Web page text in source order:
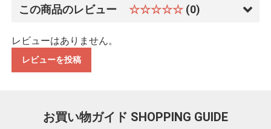
この商品のレビュー ☆☆☆☆☆ (0)
レビューはありません。
レビューを投稿
お買い物ガイド SHOPPING GUIDE